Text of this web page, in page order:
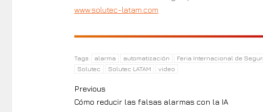
www.solutec-latam.com
Tags: alarma automatización Feria Internacional de
Solutec
Solutec LATAM video
Previous
Cómo reducir las falsas alarmas con la IA